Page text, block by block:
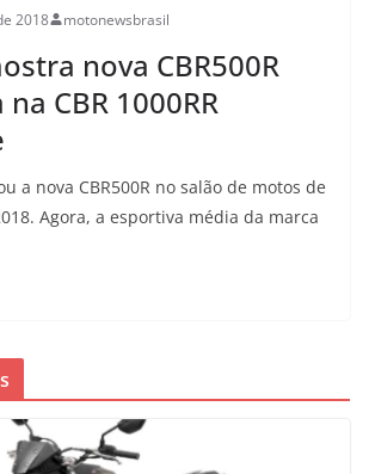
2018 motonewsbrasil
nova CBR500R
CBR 1000RR
a nova CBR500R no salão de motos de
Agora, a esportiva média da marca